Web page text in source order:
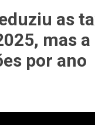
as
mas
por ano